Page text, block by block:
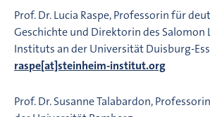
Prof. Dr. Lucia Raspe, Professorin für
Geschichte und Direktorin des
Instituts an der Universität Duisburg-
raspe[at]steinheim-institut.org
Prof. Dr. Susanne Talabardon,